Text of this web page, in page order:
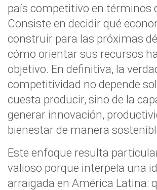
país competitivo en términos
Consiste en decidir qué
construir para las próximas
cómo orientar sus recursos
objetivo. En definitiva, la
competitividad no depende
cuesta producir, sino de la
generar innovación,
bienestar de manera
Este enfoque resulta
valioso porque interpela una
arraigada en América Latina: